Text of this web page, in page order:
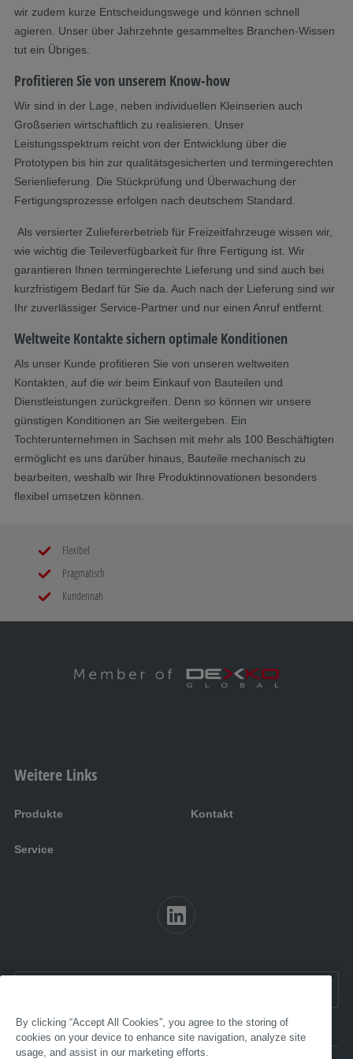
wir zudem kurze Entscheidungswege und können schnell
agieren. Unser über Jahrzehnte gesammeltes Branchen-Wissen
tut ein Übriges.
Profitieren Sie von unserem Know-how
Wir sind in der Lage, neben individuellen Kleinserien auch
Großserien wirtschaftlich zu realisieren. Unser
Leistungsspektrum reicht von der Entwicklung über die
Prototypen bis hin zur qualitätsgesicherten und termingerechten
Serienlieferung. Die Stückprüfung und Überwachung der
Fertigungsprozesse erfolgen nach deutschem Standard.
Als versierter Zuliefererbetrieb für Freizeitfahrzeuge wissen wir,
wie wichtig die Teileverfügbarkeit für Ihre Fertigung ist. Wir
garantieren Ihnen termingerechte Lieferung und sind auch bei
kurzfristigem Bedarf für Sie da. Auch nach der Lieferung sind wir
Ihr zuverlässiger Service-Partner und nur einen Anruf entfernt.
Weltweite Kontakte sichern optimale Konditionen
Als unser Kunde profitieren Sie von unseren weltweiten
Kontakten, auf die wir beim Einkauf von Bauteilen und
Dienstleistungen zurückgreifen. Denn so können wir unsere
günstigen Konditionen an Sie weitergeben. Ein
Tochterunternehmen in Sachsen mit mehr als 100 Beschäftigten
ermöglicht es uns darüber hinaus, Bauteile mechanisch zu
bearbeiten, weshalb wir Ihre Produktinnovationen besonders
flexibel umsetzen können.
Flexibel
Pragmatisch
Kundennah
Weitere Links
Produkte Kontakt
Service
By clicking “Accept All Cookies”, you agree to the storing of
cookies on your device to enhance site navigation, analyze site
usage, and assist in our marketing efforts.